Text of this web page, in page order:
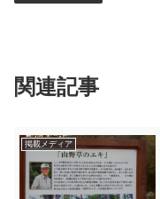
関連記事
掲載メディア